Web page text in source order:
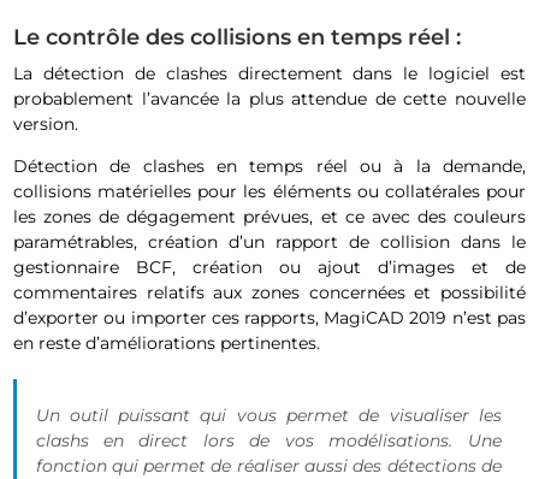
Le contrôle des collisions en temps réel :
La détection de clashes directement dans le logiciel est
probablement l’avancée la plus attendue de cette nouvelle
version.
Détection de clashes en temps réel ou à la demande,
collisions matérielles pour les éléments ou collatérales pour
les zones de dégagement prévues, et ce avec des couleurs
paramétrables, création d’un rapport de collision dans le
gestionnaire BCF, création ou ajout d’images et de
commentaires relatifs aux zones concernées et possibilité
d’exporter ou importer ces rapports, MagiCAD 2019 n’est pas
en reste d’améliorations pertinentes.
Un outil puissant qui vous permet de visualiser les
clashs en direct lors de vos modélisations. Une
fonction qui permet de réaliser aussi des détections de